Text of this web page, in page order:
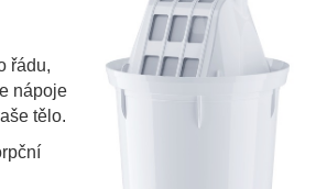
řádu,
nápoje
tělo.